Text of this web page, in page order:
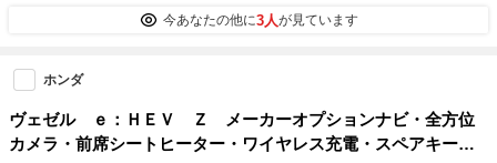
今あなたの他に3人が見ています
ホンダ
ヴェゼル ｅ：ＨＥＶ Ｚ メーカーオプションナビ・全方位
カメラ・前席シートヒーター・ワイヤレス充電・スペアキー・